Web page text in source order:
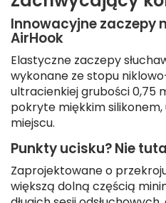
Innowacyjne zaczepy
AirHook
Elastyczne zaczepy
wykonane ze stopu
ultracienkiej grubości 0,75
pokryte miękkim silikonem,
miejscu.
Punkty ucisku? Nie
Zaprojektowane o przekroju
większą dolną częścią